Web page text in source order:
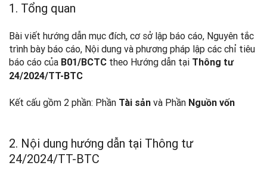
1. Tổng quan
Bài viết hướng dẫn mục đích, cơ sở lập báo cáo, Nguyên tắc
trình bày báo cáo, Nội dung và phương pháp lập các chỉ tiêu
báo cáo của B01/BCTC theo Hướng dẫn tại Thông tư
24/2024/TT-BTC
Kết cấu gồm 2 phần: Phần Tài sản và Phần Nguồn vốn
2. Nội dung hướng dẫn tại Thông tư
24/2024/TT-BTC